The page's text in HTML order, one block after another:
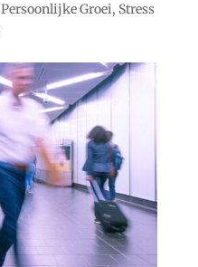
Persoonlijke Groei, Stress